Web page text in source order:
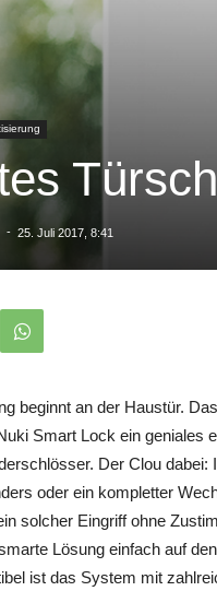
- 25. Juli 2017, 8:41
beginnt an der Haustür.
Smart Lock ein geniales
Der Clou
oder ein kompletter
solcher Eingriff ohne
Lösung einfach auf
ist das System mit